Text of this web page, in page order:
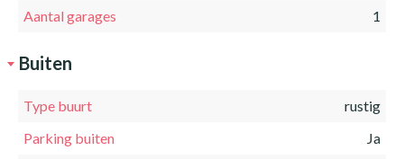
Aantal garages
1
Buiten
Type buurt
rustig
Parking buiten
Ja